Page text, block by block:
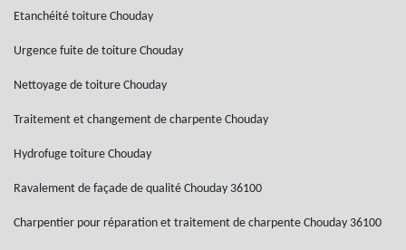
Etanchéité toiture Chouday
Urgence fuite de toiture Chouday
Nettoyage de toiture Chouday
Traitement et changement de charpente Chouday
Hydrofuge toiture Chouday
Ravalement de façade de qualité Chouday 36100
Charpentier pour réparation et traitement de charpente Chouday 36100